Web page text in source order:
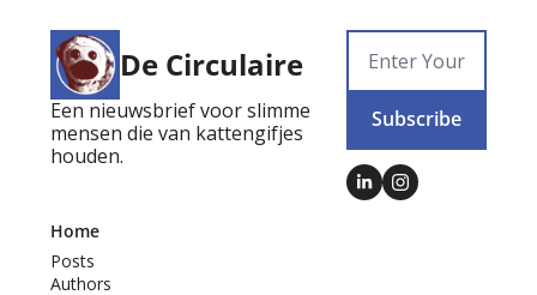
De Circulaire
Een nieuwsbrief voor slimme
mensen die van kattengifjes
houden.
Subscribe
Home
Posts
Authors